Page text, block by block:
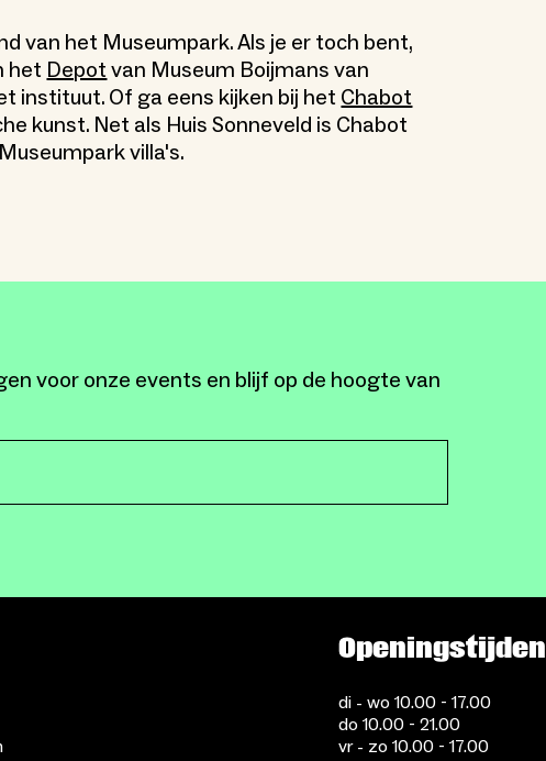
van het Museumpark. Als je er toch bent,
het Depotvan Museum Boijmans van
instituut. Of ga eens kijken bij het Chabot
kunst. Net als Huis Sonneveld is Chabot
villa's.
voor onze events en blijf op de hoogte van
Openingstijden
di - wo 10.00 - 17.00
do 10.00 - 21.00
vr - zo 10.00 - 17.00